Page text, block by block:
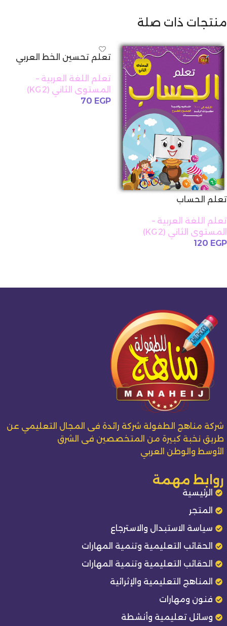
منتجات ذات صلة
تعلم الحساب
تعلم اللغة العربية –
المستوى الثاني (KG 2)
120 EGP
تعلم تحسين الخط العربي
تعلم اللغة العربية –
المستوى الثاني (KG 2)
70 EGP
شركة مناهج الطفولة شركة رائدة فى المجال التعليمي عن
طريق نخبة كبيرة من المتخصصين فى الشرق
الأوسط والوطن العربي
روابط مهمة
الرئيسية
المتجر
سياسة الاستبدال والاسترجاع
الحقائب التعليمية وتنمية المهارات
الحقائب التعليمية وتنمية المهارات
المناهج التعليمية والإثرائية
فنون ومهارات
وسائل تعليمية وأنشطة